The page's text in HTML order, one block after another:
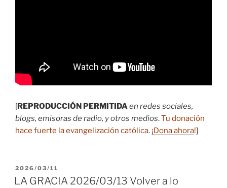
[REPRODUCCIÓN PERMITIDAen redes sociales,
blogs, emisoras de radio, y otros medios.Tu donación
hace fuerte la evangelización católica. ¡Dona ahora!]
PUBLICADO
EL
2026/03/11
LA GRACIA 2026/03/13 Volver a lo